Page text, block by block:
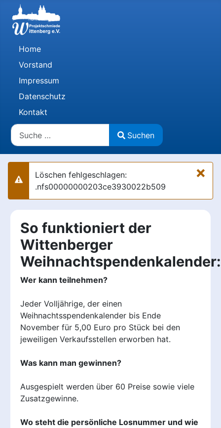
Home
Vorstand
Impressum
Datenschutz
Kontakt
Suchen
Type 2 or more characters for results.
Suchen
×
Warnung
Löschen fehlgeschlagen:
.nfs00000000203ce3930022b509
So funktioniert der
Wittenberger
Weihnachtspendenkalender:
Wer kann teilnehmen?
Jeder Volljährige, der einen
Weihnachtsspendenkalender bis Ende
November für 5,00 Euro pro Stück bei den
jeweiligen Verkaufsstellen erworben hat.
Was kann man gewinnen?
Ausgespielt werden über 60 Preise sowie viele
Zusatzgewinne.
Wo steht die persönliche Losnummer und wie